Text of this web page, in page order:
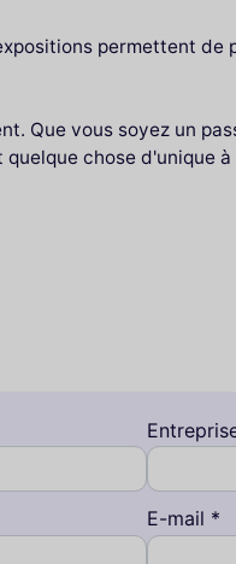
permettent de
Que vous soyez un
chose d'unique
E-mail *